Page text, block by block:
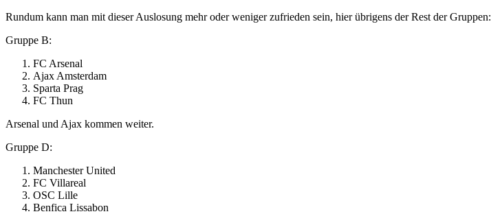
Rundum kann man mit dieser Auslosung mehr oder weniger zufrieden sein, hier übrigens der Rest der Gruppen:
Gruppe B:
FC Arsenal
Ajax Amsterdam
Sparta Prag
FC Thun
Arsenal und Ajax kommen weiter.
Gruppe D:
Manchester United
FC Villareal
OSC Lille
Benfica Lissabon